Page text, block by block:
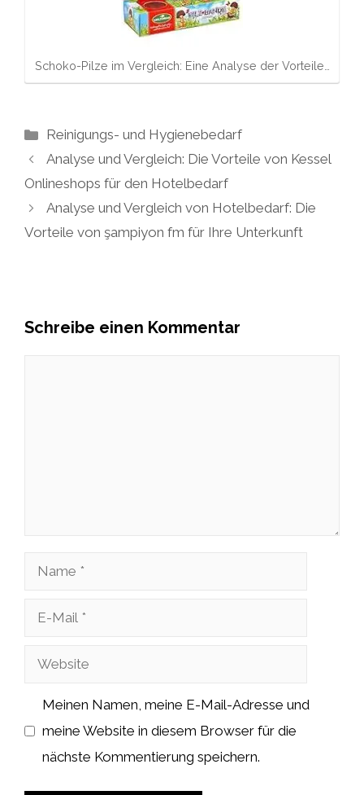
Schoko-Pilze im Vergleich: Eine Analyse der Vorteile…
Kategorien
Reinigungs- und Hygienebedarf
Analyse und Vergleich: Die Vorteile von Kessel
Onlineshops für den Hotelbedarf
Analyse und Vergleich von Hotelbedarf: Die
Vorteile von şampiyon fm für Ihre Unterkunft
Schreibe einen Kommentar
Name
Website
Meinen Namen, meine E-Mail-Adresse und
meine Website in diesem Browser für die
nächste Kommentierung speichern.